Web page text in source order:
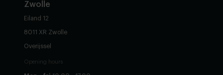
Zwolle
Eiland 12
8011 XR Zwolle
Overijssel
Opening hours